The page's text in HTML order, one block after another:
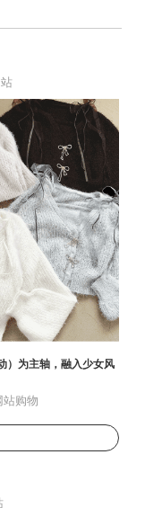
）为主轴，融入少女风
购物